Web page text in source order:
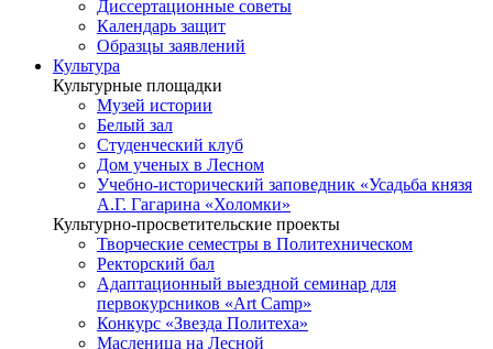
Диссертационные советы
Календарь защит
Образцы заявлений
Культура
Культурные площадки
Музей истории
Белый зал
Студенческий клуб
Дом ученых в Лесном
Учебно-исторический заповедник «Усадьба князя
А.Г. Гагарина «Холомки»
Культурно-просветительские проекты
Творческие семестры в Политехническом
Ректорский бал
Адаптационный выездной семинар для
первокурсников «Art Camp»
Конкурс «Звезда Политеха»
Масленица на Лесной